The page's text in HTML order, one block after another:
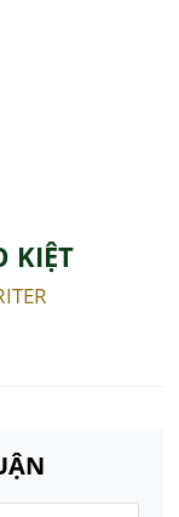
KIỆT